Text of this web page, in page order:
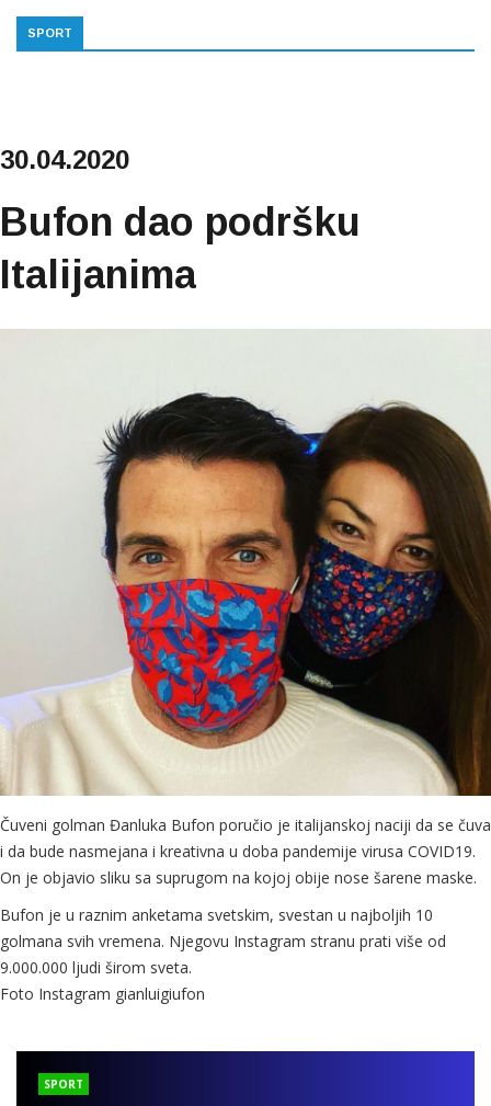
SPORT
30.04.2020
Bufon dao podršku
Italijanima
Čuveni golman Đanluka Bufon poručio je italijanskoj naciji da se čuva
i da bude nasmejana i kreativna u doba pandemije virusa COVID19.
On je objavio sliku sa suprugom na kojoj obije nose šarene maske.
Bufon je u raznim anketama svetskim, svestan u najboljih 10
golmana svih vremena. Njegovu Instagram stranu prati više od
9.000.000 ljudi širom sveta.
Foto Instagram gianluigiufon
SPORT